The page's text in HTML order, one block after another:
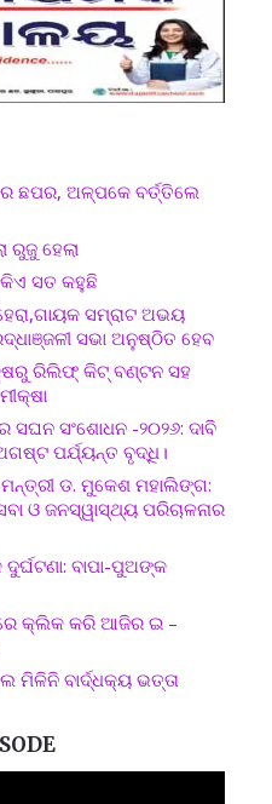
ଛପର, ଅଳ୍ପକେ ବର୍ତ୍ତିଲେ
ରୁଜୁ ହେଲା
ସତ କହୁଛି
ସମ୍ରାଟ ଅଭୟ
ସଭା ଅନୁଷ୍ଠିତ ହେବ
ରିଲିଫ୍ କିଟ୍ ବଣ୍ଟନ ସହ
ସଘନ ସଂଶୋଧନ -୨୦୨୬: ଦାବି
ପର୍ଯ୍ୟନ୍ତ ବୃଦ୍ଧି।
ଡ. ମୁକେଶ ମହାଲିଙ୍ଗ:
ଓ ଜନସ୍ୱାସ୍ଥ୍ୟ ପରିଚାଳନାର
ବାପା-ପୁଅଙ୍କ
କ୍ଲିକ କରି ଆଜିର ଇ –
ମିଳିନି ବାର୍ଦ୍ଧକ୍ୟ ଭତ୍ତା